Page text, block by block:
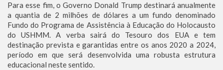
Para esse fim, o Governo Donald Trump destinará anualmente
a quantia de 2 milhões de dólares a um fundo denominado
Fundo do Programa de Assistência à Educação do Holocausto
do USHMM. A verba sairá do Tesouro dos EUA e tem
destinação prevista e garantidas entre os anos 2020 a 2024,
período em que será desenvolvida uma robusta estrutura
educacional neste sentido.